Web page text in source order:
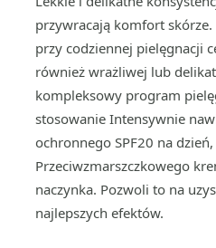
przywracają komfort
przy codziennej pielęgnacji
również wrażliwej lub
kompleksowy program
stosowanie Intensywnie
ochronnego SPF20 na
Przeciwzmarszczkowego
naczynka. Pozwoli to na
najlepszych efektów.